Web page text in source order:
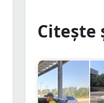
Citește